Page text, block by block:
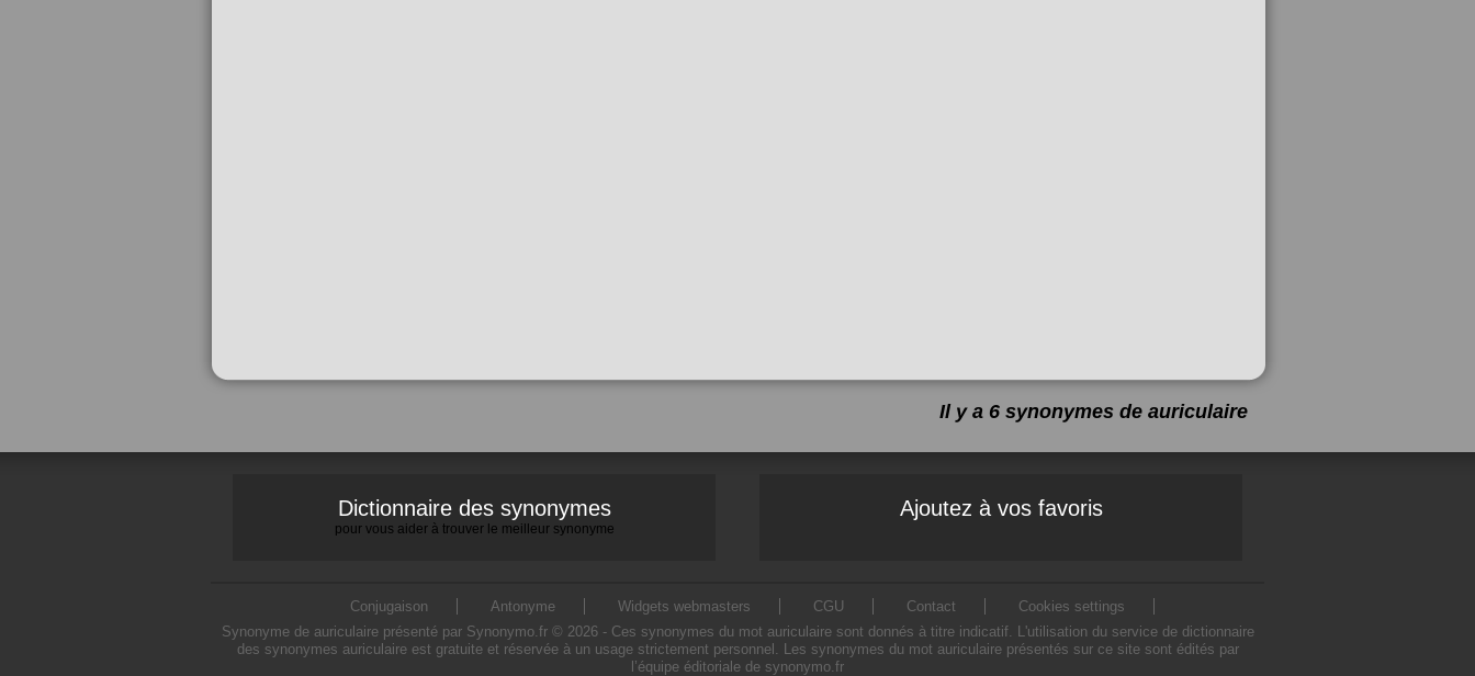
Il y a 6 synonymes de auriculaire
Dictionnaire des synonymes
pour vous aider à trouver le meilleur synonyme
Ajoutez à vos favoris
Conjugaison Antonyme Widgets webmasters CGU Contact
Cookies settings
Synonyme de auriculaire présenté par Synonymo.fr © 2026 - Ces synonymes du mot auriculaire sont donnés à titre indicatif. L'utilisation du service de dictionnaire
des synonymes auriculaire est gratuite et réservée à un usage strictement personnel. Les synonymes du mot auriculaire présentés sur ce site sont édités par
l’équipe éditoriale de synonymo.fr